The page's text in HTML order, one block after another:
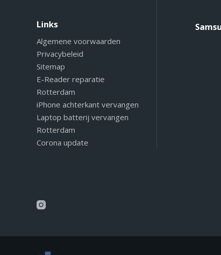
Links
Algemene voorwaarden
Privacybeleid
Sitemap
E-Reader reparatie
Rotterdam
iPhone achterkant vervangen
Laptop batterij vervangen
Rotterdam
Corona update